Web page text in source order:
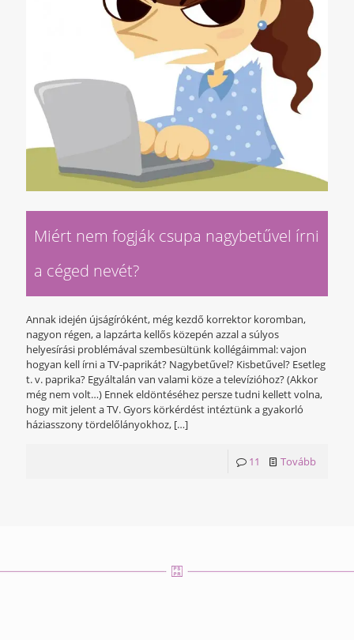
Miért nem fogják csupa nagybetűvel írni
a céged nevét?
Annak idején újságíróként, még kezdő korrektor koromban,
nagyon régen, a lapzárta kellős közepén azzal a súlyos
helyesírási problémával szembesültünk kollégáimmal: vajon
hogyan kell írni a TV-paprikát? Nagybetűvel? Kisbetűvel? Esetleg
t. v. paprika? Egyáltalán van valami köze a televízióhoz? (Akkor
még nem volt…) Ennek eldöntéséhez persze tudni kellett volna,
hogy mit jelent a TV. Gyors körkérdést intéztünk a gyakorló
háziasszony tördelőlányokhoz, […]
11 Tovább